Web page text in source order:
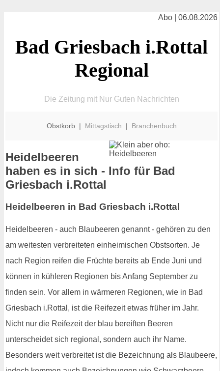
Abo | 06.08.2026
Bad Griesbach i.Rottal
Regional
Die Zeitung mit Nur Guten Nachrichten
Obstkorb | Mittagstisch | Branchenbuch
Heidelbeeren
haben es in sich - Info für Bad
Griesbach i.Rottal
Heidelbeeren in Bad Griesbach i.Rottal
Heidelbeeren - auch Blaubeeren genannt - gehören zu den
am weitesten verbreiteten einheimischen Obstsorten. Je
nach Region reifen die Früchte bereits ab Ende Juni und
können in kühleren Regionen bis Anfang September zu
finden sein. Vor allem in wärmeren Regionen, wie in Bad
Griesbach i.Rottal, ist die Reifezeit etwas früher im Jahr.
Nicht nur die Reifezeit der blau bereiften Beeren
unterscheidet sich regional, sondern auch ihr Name.
Besonders weit verbreitet ist die Bezeichnung als Blaubeere,